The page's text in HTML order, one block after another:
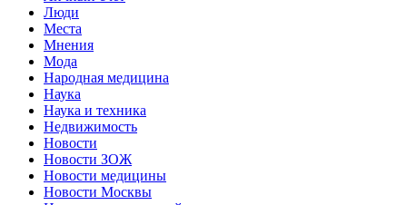
Люди
Места
Мнения
Мода
Народная медицина
Наука
Наука и техника
Недвижимость
Новости
Новости ЗОЖ
Новости медицины
Новости Москвы